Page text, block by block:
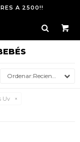
A 2500!!
Recientes
Uv